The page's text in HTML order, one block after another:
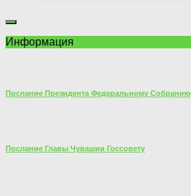
Информация
Послание Президента Федеральному Собранию
Послание Главы Чувашии Госсовету